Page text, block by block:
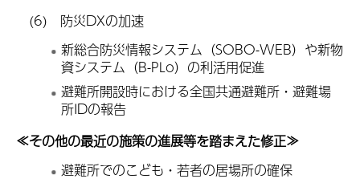
(6) 防災DXの加速
新総合防災情報システム（SOBO-WEB）や新物
資システム（B-PLo）の利活用促進
避難所開設時における全国共通避難所・避難場
所IDの報告
≪その他の最近の施策の進展等を踏まえた修正≫
避難所でのこども・若者の居場所の確保